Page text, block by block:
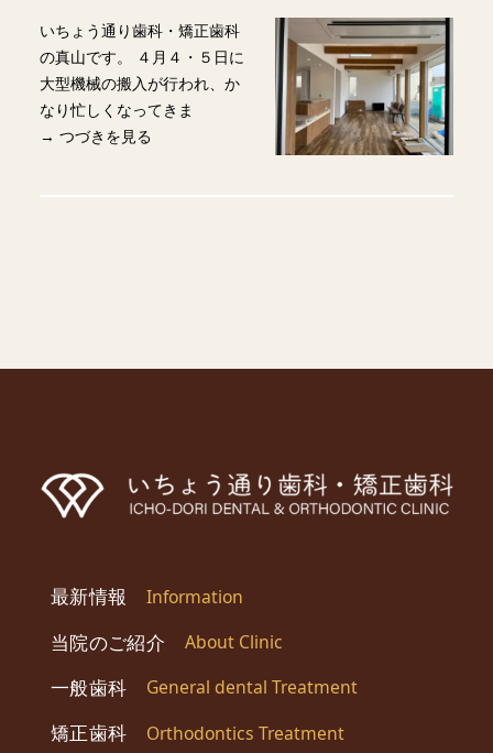
いちょう通り歯科・矯正歯科
の真山です。 ４月４・５日に
大型機械の搬入が行われ、か
なり忙しくなってきま
→ つづきを見る
最新情報 Information
当院のご紹介 About Clinic
一般歯科 General dental Treatment
矯正歯科 Orthodontics Treatment